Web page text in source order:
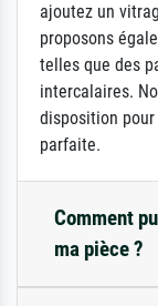
ajoutez un
proposons
telles que des
intercalaires.
disposition
parfaite.
Comment
ma pièce ?